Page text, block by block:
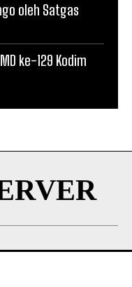
oleh Satgas
ke-129 Kodim